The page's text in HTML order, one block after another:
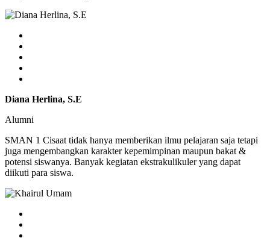
Diana Herlina, S.E
Alumni
SMAN 1 Cisaat tidak hanya memberikan ilmu pelajaran saja tetapi
juga mengembangkan karakter kepemimpinan maupun bakat &
potensi siswanya. Banyak kegiatan ekstrakulikuler yang dapat
diikuti para siswa.